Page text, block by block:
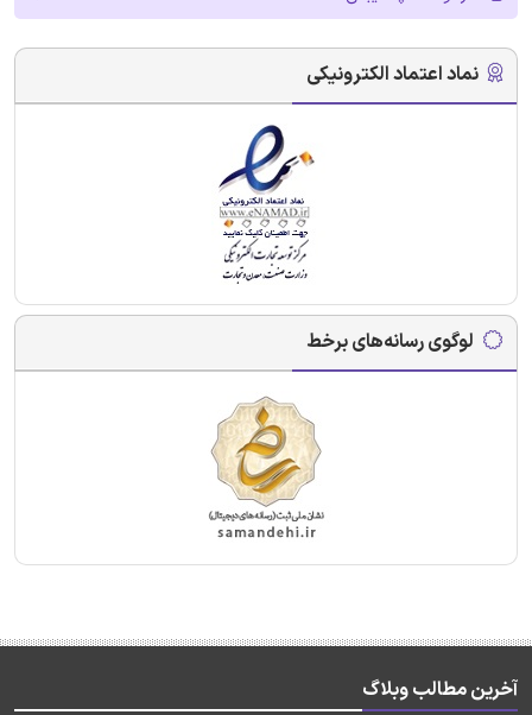
نماد اعتماد الکترونیکی
لوگوی رسانه‌های برخط
آخرین مطالب وبلاگ